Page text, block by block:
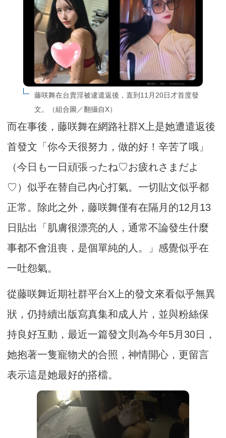
藤咲舞在台賣淫被逮遣返後，直到11月20日才首度發
文。（組合圖／翻攝自X）
而在事後，藤咲舞在網路社群X上是她遭遣返後
首發文「你今天很努力，做的好！辛苦了哦」
（今日も一日頑張ったね♡お疲れさまだよ
♡）似乎在替自己內心打氣。一切貼文似乎都
正常。除此之外，藤咲舞僅有在隔月的12月13
日貼出「肌膚很漂亮的人，通常不論發生什麼
事都不會沮喪，是個單純的人。」感覺似乎在
一吐怨氣。
從藤咲舞近期社群平台X上的發文來看似乎無異
狀，仍持續出版寫真集和成人片，並與粉絲保
持良好互動，最近一篇發文則為今年5月30日，
她抱著一隻寵物犬的合照，神情開心，更留言
表示這是她最好的搭檔。